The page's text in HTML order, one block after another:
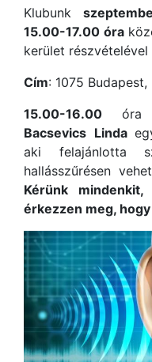
Klubunk
15.00-17.00 óra
kerület részvételével
Cím: 1075 Budapest,
15.00-16.00 óra
Bacsevics Linda
aki felajánlotta
hallásszűrésen
Kérünk
érkezzen meg,